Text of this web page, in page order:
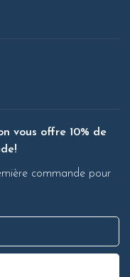
vous offre 10% de
commande pour